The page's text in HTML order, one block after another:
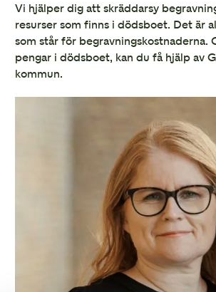
Vi hjälper dig att skräddarsy
resurser som finns i dödsboet. Det är
som står för begravningskostnaderna.
pengar i dödsboet, kan du få hjälp av
kommun.